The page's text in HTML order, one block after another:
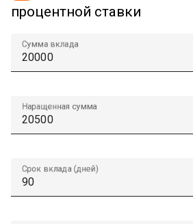
процентной ставки
Сумма вклада
Наращенная сумма
Срок вклада (дней)